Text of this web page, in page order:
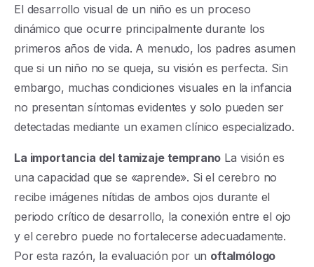
El desarrollo visual de un niño es un proceso
dinámico que ocurre principalmente durante los
primeros años de vida. A menudo, los padres asumen
que si un niño no se queja, su visión es perfecta. Sin
embargo, muchas condiciones visuales en la infancia
no presentan síntomas evidentes y solo pueden ser
detectadas mediante un examen clínico especializado.
La importancia del tamizaje temprano La visión es
una capacidad que se «aprende». Si el cerebro no
recibe imágenes nítidas de ambos ojos durante el
periodo crítico de desarrollo, la conexión entre el ojo
y el cerebro puede no fortalecerse adecuadamente.
Por esta razón, la evaluación por un oftalmólogo